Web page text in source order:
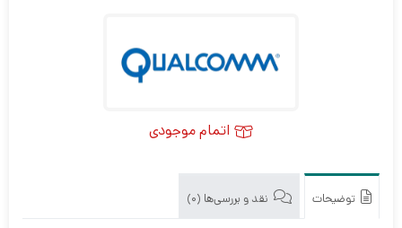
اتمام موجودی
توضیحات نقد و بررسی‌ها (0)